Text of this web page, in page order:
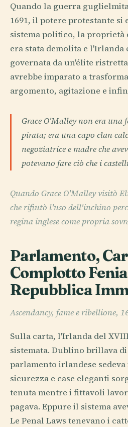
Quando la guerra
1691, il potere protestante
sistema politico, la
era stata demolita e
governata da un'élite
avrebbe imparato a
argomento, agitazione e
Grace O'Malley non era una
pirata; era una capo clan
negoziatrice e madre che
potevano fare ciò che i
Quando Grace O'Malley visitò
che rifiutò l'uso dell'inchino
regina inglese come propria
Parlamento,
Complotto
Repubblica
Ascendancy, fame e ribellione,
Sulla carta, l'Irlanda del
sistemata. Dublino brillava
parlamento irlandese
sicurezza e case eleganti
tenuta mentre i fittavoli
pagava. Eppure il sistema
Le Penal Laws tenevano i